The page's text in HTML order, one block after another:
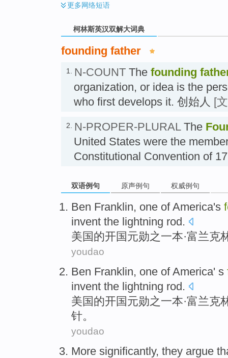
更多网络短语
柯林斯英汉双解大词典
founding father
1. N-COUNT The founding
organization, or idea is the
who first develops it. 创始人 [
2. N-PROPER-PLURALThe
United States were the
Constitutional Convention of
双语例句 原声例句 权威例句
Ben Franklin, one ofAmerica's
invent the lightning rod .
美国 的开国 元勋之一本·富兰克
youdao
Ben Franklin, one of America' s
invent the lightning rod.
美国的开国元勋之一本·富兰克
针。
youdao
More significantly, they argue